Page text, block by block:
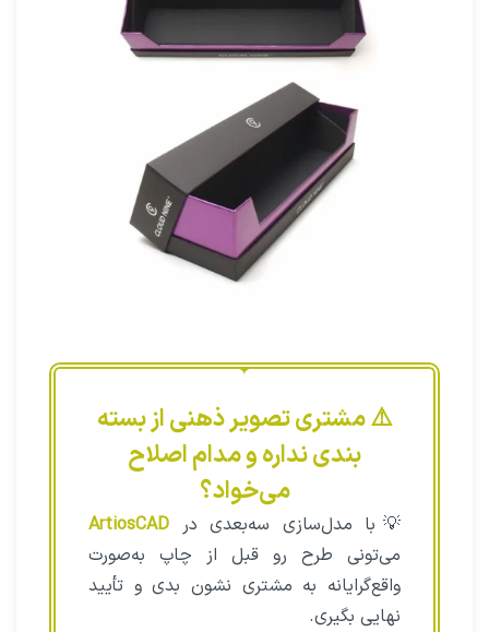
⚠️ مشتری تصویر ذهنی از بسته
بندی نداره و مدام اصلاح
می‌خواد؟
💡با مدل‌سازی سه‌بعدی در ArtiosCAD
می‌تونی طرح رو قبل از چاپ به‌صورت
واقع‌گرایانه به مشتری نشون بدی و تأیید
نهایی بگیری.